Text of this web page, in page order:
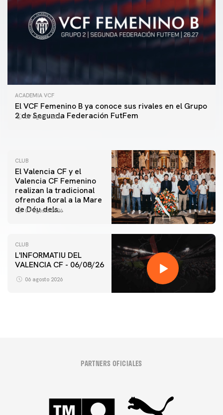
ACADEMIA VCF
El VCF Femenino B ya conoce sus rivales en el Grupo
2 de Segunda Federación FutFem
07 agosto 2026
PRIMER EQUIPO
ENTRENAMIENTO DEL VALENCIA CF 7/8/2026
CLUB
El Valencia CF y el
Valencia CF Femenino
realizan la tradicional
ofrenda floral a la Mare
de Déu dels
07 agosto 2026
CLUB
L'INFORMATIU DEL
VALENCIA CF - 06/08/26
06 agosto 2026
PARTNERS OFICIALES